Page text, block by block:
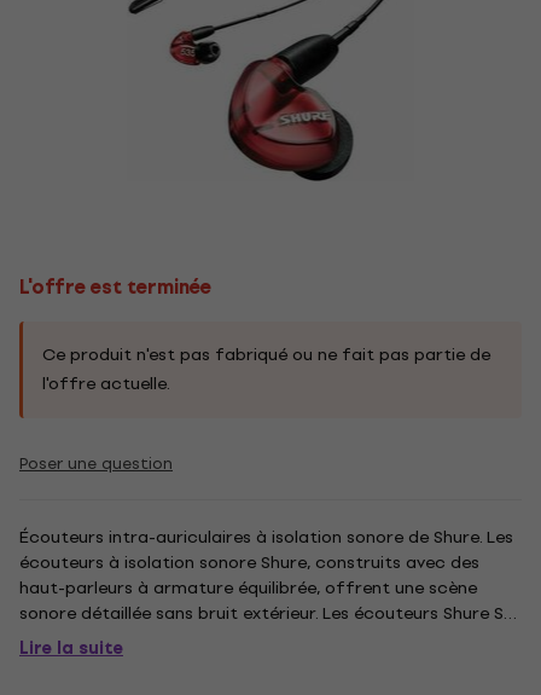
L'offre est terminée
Ce produit n'est pas fabriqué ou ne fait pas partie de
l'offre actuelle.
Poser une question
Écouteurs intra-auriculaires à isolation sonore de Shure. Les
écouteurs à isolation sonore Shure, construits avec des
haut-parleurs à armature équilibrée, offrent une scène
sonore détaillée sans bruit extérieur. Les écouteurs Shure SE
puissants et élégants sont livrés avec un câble détachable,
des adaptateurs, un étui de transport durable et des...
Lire la suite